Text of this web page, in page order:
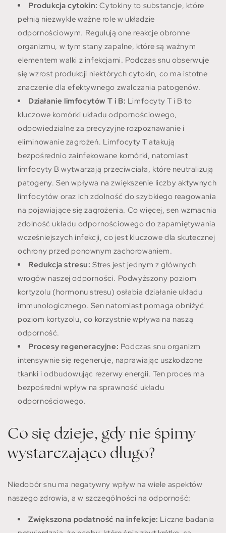
Produkcja cytokin: Cytokiny to substancje, które
pełnią niezwykle ważne role w układzie
odpornościowym. Regulują one reakcje obronne
organizmu, w tym stany zapalne, które są ważnym
elementem walki z infekcjami. Podczas snu obserwuje
się wzrost produkcji niektórych cytokin, co ma istotne
znaczenie dla efektywnego zwalczania patogenów.
Działanie limfocytów T i B: Limfocyty T i B to
kluczowe komórki układu odpornościowego,
odpowiedzialne za precyzyjne rozpoznawanie i
eliminowanie zagrożeń. Limfocyty T atakują
bezpośrednio zainfekowane komórki, natomiast
limfocyty B wytwarzają przeciwciała, które neutralizują
patogeny. Sen wpływa na zwiększenie liczby aktywnych
limfocytów oraz ich zdolność do szybkiego reagowania
na pojawiające się zagrożenia. Co więcej, sen wzmacnia
zdolność układu odpornościowego do zapamiętywania
wcześniejszych infekcji, co jest kluczowe dla skutecznej
ochrony przed ponownym zachorowaniem.
Redukcja stresu: Stres jest jednym z głównych
wrogów naszej odporności. Podwyższony poziom
kortyzolu (hormonu stresu) osłabia działanie układu
immunologicznego. Sen natomiast pomaga obniżyć
poziom kortyzolu, co korzystnie wpływa na naszą
odporność.
Procesy regeneracyjne: Podczas snu organizm
intensywnie się regeneruje, naprawiając uszkodzone
tkanki i odbudowując rezerwy energii. Ten proces ma
bezpośredni wpływ na sprawność układu
odpornościowego.
Co się dzieje, gdy nie śpimy
wystarczająco długo?
Niedobór snu ma negatywny wpływ na wiele aspektów
naszego zdrowia, a w szczególności na odporność:
Zwiększona podatność na infekcje: Liczne badania